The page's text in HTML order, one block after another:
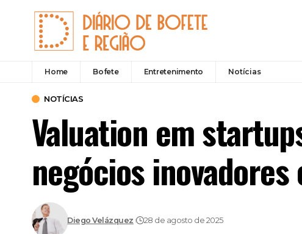
Home Bofete Entretenimento Notícias
NOTÍCIAS
Valuation em
negócios inovadores
Diego Velázquez 28 de agosto de 2025